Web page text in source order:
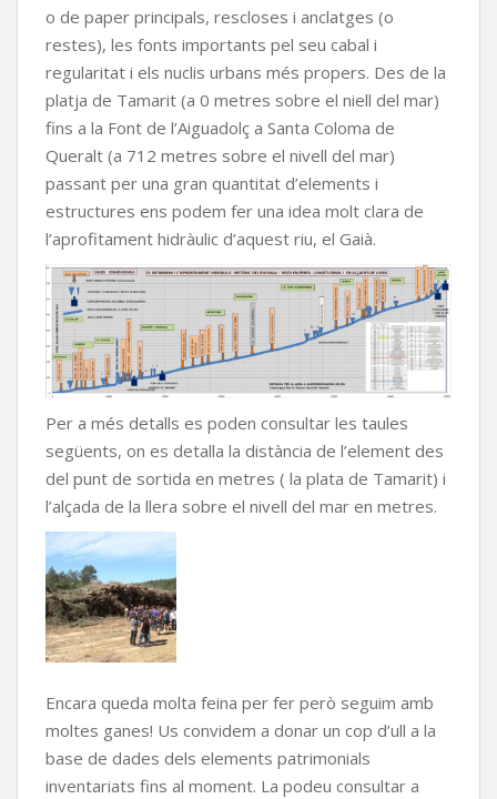
o de paper principals, rescloses i anclatges (o
restes), les fonts importants pel seu cabal i
regularitat i els nuclis urbans més propers. Des de la
platja de Tamarit (a 0 metres sobre el niell del mar)
fins a la Font de l’Aiguadolç a Santa Coloma de
Queralt (a 712 metres sobre el nivell del mar)
passant per una gran quantitat d’elements i
estructures ens podem fer una idea molt clara de
l’aprofitament hidràulic d’aquest riu, el Gaià.
Per a més detalls es poden consultar les taules
següents, on es detalla la distància de l’element des
del punt de sortida en metres ( la plata de Tamarit) i
l’alçada de la llera sobre el nivell del mar en metres.
Encara queda molta feina per fer però seguim amb
moltes ganes! Us convidem a donar un cop d’ull a la
base de dades dels elements patrimonials
inventariats fins al moment. La podeu consultar a